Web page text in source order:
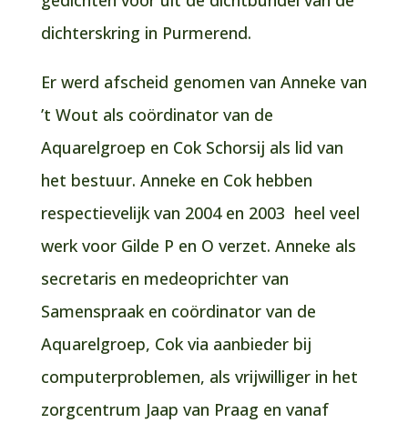
dichterskring in Purmerend.
Er werd afscheid genomen van Anneke van
’t Wout als coördinator van de
Aquarelgroep en Cok Schorsij als lid van
het bestuur. Anneke en Cok hebben
respectievelijk van 2004 en 2003 heel veel
werk voor Gilde P en O verzet. Anneke als
secretaris en medeoprichter van
Samenspraak en coördinator van de
Aquarelgroep, Cok via aanbieder bij
computerproblemen, als vrijwilliger in het
zorgcentrum Jaap van Praag en vanaf